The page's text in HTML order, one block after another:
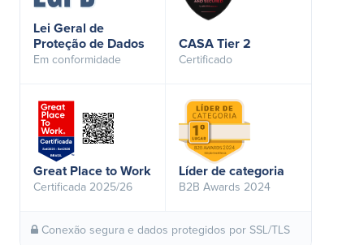
Lei Geral de
Proteção de Dados
Em conformidade
CASA Tier 2
Certificado
Great Place to Work
Certificada 2025/26
Líder de categoria
B2B Awards 2024
Conexão segura e dados protegidos por SSL/TLS